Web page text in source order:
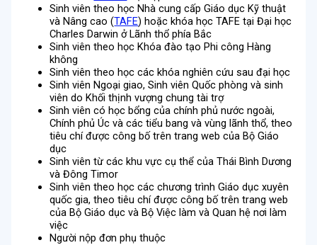
Sinh viên theo học Nhà cung cấp Giáo dục Kỹ thuật
và Nâng cao (TAFE) hoặc khóa học TAFE tại Đại học
Charles Darwin ở Lãnh thổ phía Bắc
Sinh viên theo học Khóa đào tạo Phi công Hàng
không
Sinh viên theo học các khóa nghiên cứu sau đại học
Sinh viên Ngoại giao, Sinh viên Quốc phòng và sinh
viên do Khối thịnh vượng chung tài trợ
Sinh viên có học bổng của chính phủ nước ngoài,
Chính phủ Úc và các tiểu bang và vùng lãnh thổ, theo
tiêu chí được công bố trên trang web của Bộ Giáo
dục
Sinh viên từ các khu vực cụ thể của Thái Bình Dương
và Đông Timor
Sinh viên theo học các chương trình Giáo dục xuyên
quốc gia, theo tiêu chí được công bố trên trang web
của Bộ Giáo dục và Bộ Việc làm và Quan hệ nơi làm
việc
Người nộp đơn phụ thuộc